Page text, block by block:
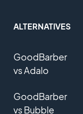
ALTERNATIVES
GoodBarber
vs Adalo
GoodBarber
vs Bubble